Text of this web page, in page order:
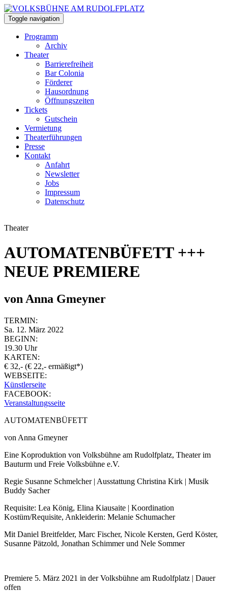
Toggle navigation
Programm
Archiv
Theater
Barrierefreiheit
Bar Colonia
Förderer
Hausordnung
Öffnungszeiten
Tickets
Gutschein
Vermietung
Theaterführungen
Presse
Kontakt
Anfahrt
Newsletter
Jobs
Impressum
Datenschutz
Theater
AUTOMATENBÜFETT +++
NEUE PREMIERE
von Anna Gmeyner
TERMIN:
Sa. 12. März 2022
BEGINN:
19.30 Uhr
KARTEN:
€ 32,- (€ 22,- ermäßigt*)
WEBSEITE:
Künstlerseite
FACEBOOK:
Veranstaltungsseite
AUTOMATENBÜFETT
von Anna Gmeyner
Eine Koproduktion von Volksbühne am Rudolfplatz, Theater im
Bauturm und Freie Volksbühne e.V.
Regie Susanne Schmelcher | Ausstattung Christina Kirk | Musik
Buddy Sacher
Requisite: Lea König, Elina Kiausaite | Koordination
Kostüm/Requisite, Ankleiderin: Melanie Schumacher
Mit Daniel Breitfelder, Marc Fischer, Nicole Kersten, Gerd Köster,
Susanne Pätzold, Jonathan Schimmer und Nele Sommer
Premiere 5. März 2021 in der Volksbühne am Rudolfplatz | Dauer
offen